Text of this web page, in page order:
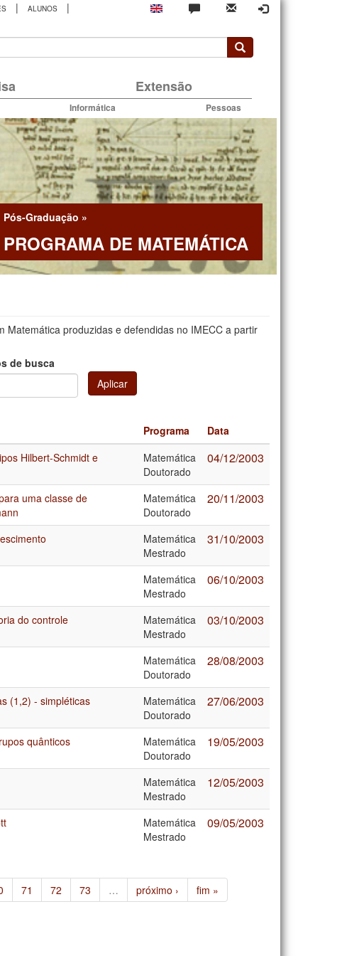
| ALUNOS |
Extensão
Informática Pessoas
Pós-Graduação »
PROGRAMA DE MATEMÁTICA
produzidas e defendidas no IMECC a partir
de busca
Aplicar
Programa
Data
Hilbert-Schmidt e
Matemática
Doutorado
04/12/2003
uma classe de
Matemática
Doutorado
20/11/2003
Matemática
Mestrado
31/10/2003
Matemática
Mestrado
06/10/2003
do controle
Matemática
Mestrado
03/10/2003
Matemática
Doutorado
28/08/2003
(1,2) - simpléticas
Matemática
Doutorado
27/06/2003
quânticos
Matemática
Doutorado
19/05/2003
Matemática
Mestrado
12/05/2003
Matemática
Mestrado
09/05/2003
71 72 73 … próximo › fim »